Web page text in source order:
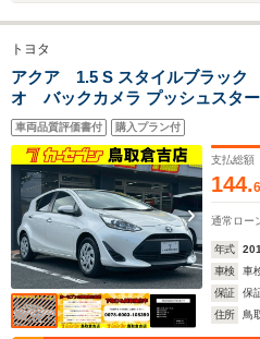
トヨタ
アクア 1.5 S スタイルブラック
オ バックカメラ プッシュスタ
ペアタイヤ
車両品質評価書付 購入プラン付
支払総額
144.6
通常ロー
年式
車検
車
保証
保
住所
鳥